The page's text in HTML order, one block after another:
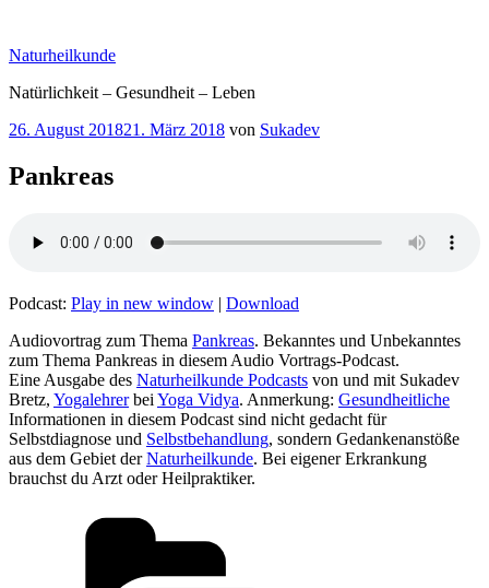
springen
Naturheilkunde
Natürlichkeit – Gesundheit – Leben
Veröffentlicht
26. August 201821. März 2018 von Sukadev
Pankreas
Podcast: Play in new window | Download
Audiovortrag zum Thema Pankreas. Bekanntes und Unbekanntes
zum Thema Pankreas in diesem Audio Vortrags-Podcast.
Eine Ausgabe des Naturheilkunde Podcasts von und mit Sukadev
Bretz, Yogalehrerbei Yoga Vidya. Anmerkung: Gesundheitliche
Informationen in diesem Podcast sind nicht gedacht für
Selbstdiagnose und Selbstbehandlung, sondern Gedankenanstöße
aus dem Gebiet derNaturheilkunde. Bei eigener Erkrankung
brauchst du Arzt oder Heilpraktiker.